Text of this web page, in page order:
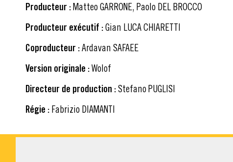
Producteur :Matteo GARRONE, Paolo DEL BROCCO
Producteur exécutif :Gian LUCA CHIARETTI
Coproducteur :Ardavan SAFAEE
Version originale :Wolof
Directeur de production :Stefano PUGLISI
Régie : Fabrizio DIAMANTI